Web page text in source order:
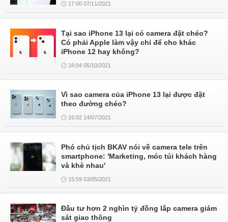
17:00 07/11/2021
Tại sao iPhone 13 lại có camera đặt chéo?
Có phải Apple làm vậy chỉ để cho khác
iPhone 12 hay không?
16:04 05/10/2021
Vì sao camera của iPhone 13 lại được đặt
theo đường chéo?
16:02 14/07/2021
Phó chủ tịch BKAV nói về camera tele trên
smartphone: 'Marketing, móc túi khách hàng
và khè nhau'
15:59 03/05/2021
Đầu tư hơn 2 nghìn tỷ đồng lắp camera giám
sát giao thông